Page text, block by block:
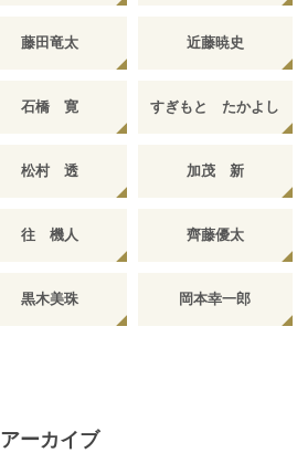
藤田竜太 近藤暁史
石橋 寛 すぎもと たかよし
松村 透 加茂 新
往 機人 齊藤優太
黒木美珠 岡本幸一郎
アーカイブ